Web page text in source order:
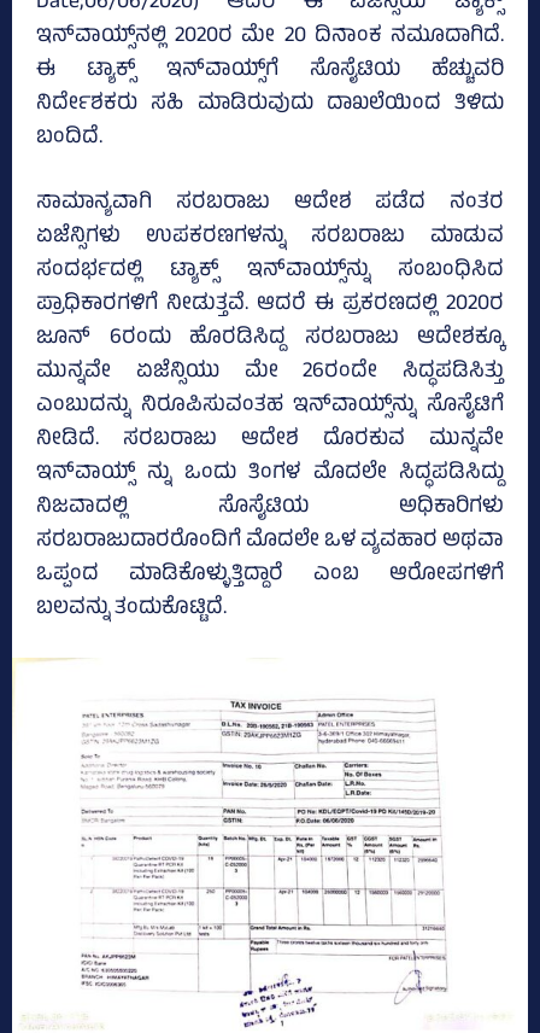
ಇನ್‌ವಾಯ್ಸ್‌ನಲ್ಲಿ 2020ರ ಮೇ 20 ದಿನಾಂಕ ನಮೂದಾಗಿದೆ.
ಈ ಟ್ಯಾಕ್ಸ್‌ ಇನ್‌ವಾಯ್ಸ್‌ಗೆ ಸೊಸೈಟಿಯ ಹೆಚ್ಚುವರಿ
ನಿರ್ದೇಶಕರು ಸಹಿ ಮಾಡಿರುವುದು ದಾಖಲೆಯಿಂದ ತಿಳಿದು
ಬಂದಿದೆ.
ಸಾಮಾನ್ಯವಾಗಿ ಸರಬರಾಜು ಆದೇಶ ಪಡೆದ ನಂತರ
ಏಜೆನ್ಸಿಗಳು ಉಪಕರಣಗಳನ್ನು ಸರಬರಾಜು ಮಾಡುವ
ಸಂದರ್ಭದಲ್ಲಿ ಟ್ಯಾಕ್ಸ್‌ ಇನ್‌ವಾಯ್ಸ್‌ನ್ನು ಸಂಬಂಧಿಸಿದ
ಪ್ರಾಧಿಕಾರಗಳಿಗೆ ನೀಡುತ್ತವೆ. ಆದರೆ ಈ ಪ್ರಕರಣದಲ್ಲಿ 2020ರ
ಜೂನ್‌ 6ರಂದು ಹೊರಡಿಸಿದ್ದ ಸರಬರಾಜು ಆದೇಶಕ್ಕೂ
ಮುನ್ನವೇ ಏಜೆನ್ಸಿಯು ಮೇ 26ರಂದೇ ಸಿದ್ಧಪಡಿಸಿತ್ತು
ಎಂಬುದನ್ನು ನಿರೂಪಿಸುವಂತಹ ಇನ್‌ವಾಯ್ಸ್‌ನ್ನು ಸೊಸೈಟಿಗೆ
ನೀಡಿದೆ. ಸರಬರಾಜು ಆದೇಶ ದೊರಕುವ ಮುನ್ನವೇ
ಇನ್‌ವಾಯ್ಸ್‌ ನ್ನು ಒಂದು ತಿಂಗಳ ಮೊದಲೇ ಸಿದ್ಧಪಡಿಸಿದ್ದು
ನಿಜವಾದಲ್ಲಿ ಸೊಸೈಟಿಯ ಅಧಿಕಾರಿಗಳು
ಸರಬರಾಜುದಾರರೊಂದಿಗೆ ಮೊದಲೇ ಒಳ ವ್ಯವಹಾರ ಅಥವಾ
ಒಪ್ಪಂದ ಮಾಡಿಕೊಳ್ಳುತ್ತಿದ್ದಾರೆ ಎಂಬ ಆರೋಪಗಳಿಗೆ
ಬಲವನ್ನು ತಂದುಕೊಟ್ಟಿದೆ.